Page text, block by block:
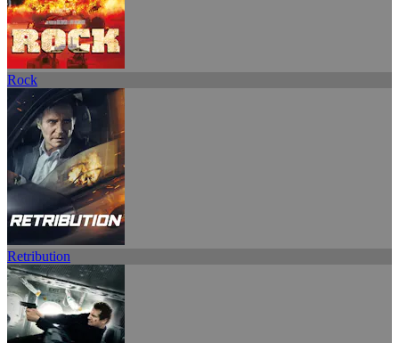
Rock
Retribution